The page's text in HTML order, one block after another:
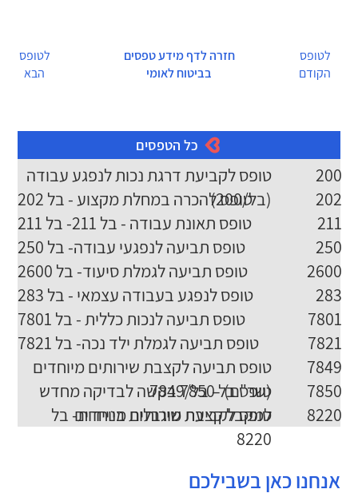
לטופס
הקודם
לטופס
הבא
חזרה לדף מידע טפסים
בביטוח לאומי
אנחנו כאן בשבילכם
טופס לקביעת דרגת נכות לנפגע עבודה
(בל/200)
200
טופס להכרה במחלת מקצוע - בל 202
202
טופס תאונת עבודה - בל 211- בל 211
211
טופס תביעה לנפגעי עבודה- בל 250
250
טופס תביעה לגמלת סיעוד- בל 2600
2600
טופס לנפגע בעבודה עצמאי - בל 283
283
טופס תביעה לנכות כללית - בל 7801
7801
טופס תביעה לגמלת ילד נכה- בל 7821
7821
טופס תביעה לקצבת שירותים מיוחדים
(שר"ם) – בל/7849
7849
טופס בל 7850 בקשה לבדיקה מחדש
למקבל קצבת שירותים מיוחדים
7850
טופס לקביעת מוגבלות בניידות- בל
8220
8220
כל הטפסים